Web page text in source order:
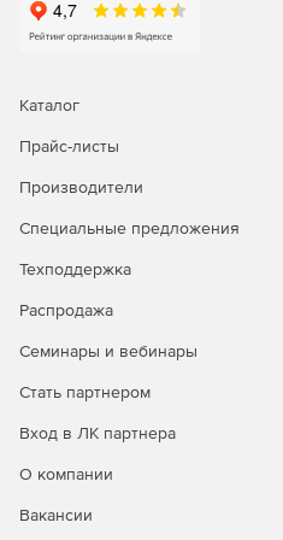
Анализ отчетов об
эффективного
неполадок в работе сети.
неполадок на первом и втором
Проверка связи по
устройства, поэтому
позволяет определить,
маршрута позволяет
недоступности
прервана. Трассировка
прыжков до
Каталог
Прайс-листы
Производители
Специальные предложения
Техподдержка
Распродажа
Семинары и вебинары
Стать партнером
Вход в ЛК партнера
О компании
Вакансии